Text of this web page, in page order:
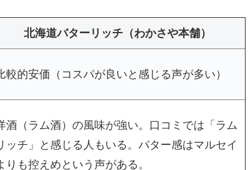
北海道バターリッチ（わかさや本舗）
較的安価（コスパが良いと感じる声が多い）
酒（ラム酒）の風味が強い。口コミでは「ラム
ッチ」と感じる人もいる。バター感はマルセイ
りも控えめという声がある。